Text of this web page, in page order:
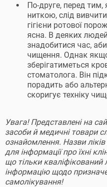
По-друге, перед
ниткою, слід
гігієни ротової
ясна. В деяких
знадобитися час,
чищення. Однак якщо
зберігатиметься
стоматолога. Він
порадить або
скоригує техніку
Увага! Представлені на
засоби й медичні товари
ознайомлення. Назви
для інформації про їхні
що тільки
інформацію щодо
самолікування!